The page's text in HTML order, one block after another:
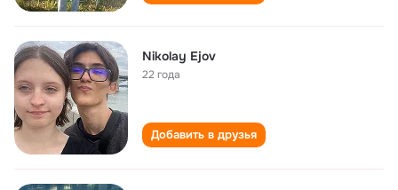
Nikolay Ejov
22 года
Добавить в друзья